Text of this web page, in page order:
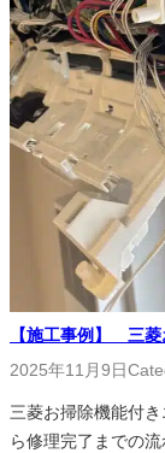
【施工事例】 三
2025年11月9日
三菱お掃除機能付
ら修理完了までの